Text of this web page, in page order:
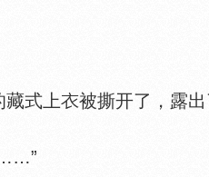
式上 被撕开了，露出